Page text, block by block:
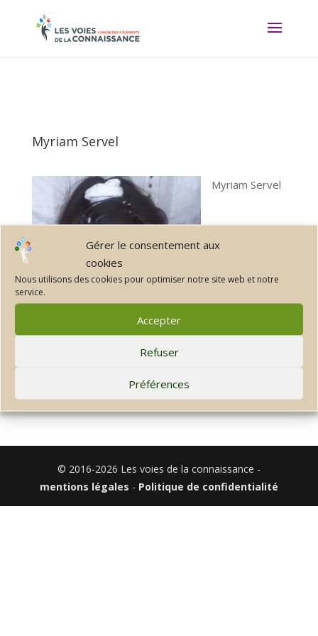
Gérer le consentement aux
cookies
Nous utilisons des cookies pour optimiser notre site web et notre
service.
Accepter
Refuser
Préférences
Myriam Servel
Myriam Servel
© 2016-2026 Les voies de la connaissance -
mentions légales - Politique de confidentialité